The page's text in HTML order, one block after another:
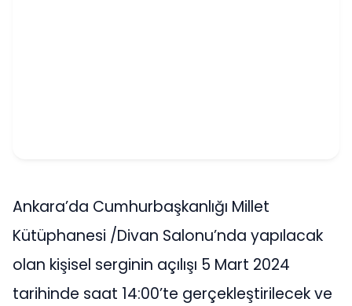
Ankara’da Cumhurbaşkanlığı Millet
Kütüphanesi /Divan Salonu’nda yapılacak
olan kişisel serginin açılışı 5 Mart 2024
tarihinde saat 14:00’te gerçekleştirilecek ve